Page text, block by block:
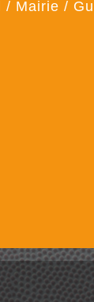
/ Mairie /